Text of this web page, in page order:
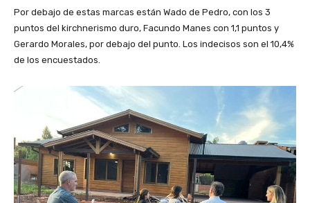
Por debajo de estas marcas están Wado de Pedro, con los 3
puntos del kirchnerismo duro, Facundo Manes con 1,1 puntos y
Gerardo Morales, por debajo del punto. Los indecisos son el 10,4%
de los encuestados.